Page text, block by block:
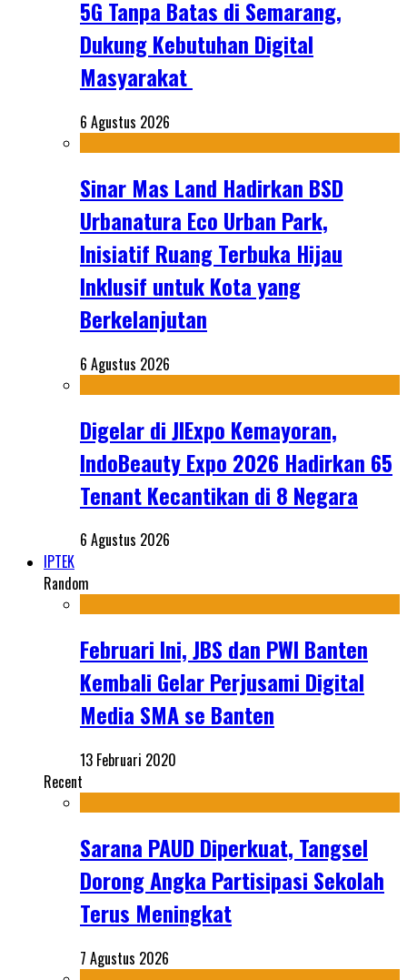
5G Tanpa Batas di Semarang,
Dukung Kebutuhan Digital
Masyarakat
6 Agustus 2026
Sinar Mas Land Hadirkan BSD
Urbanatura Eco Urban Park,
Inisiatif Ruang Terbuka Hijau
Inklusif untuk Kota yang
Berkelanjutan
6 Agustus 2026
Digelar di JIExpo Kemayoran,
IndoBeauty Expo 2026 Hadirkan 65
Tenant Kecantikan di 8 Negara
6 Agustus 2026
IPTEK
Random
Februari Ini, JBS dan PWI Banten
Kembali Gelar Perjusami Digital
Media SMA se Banten
13 Februari 2020
Recent
Sarana PAUD Diperkuat, Tangsel
Dorong Angka Partisipasi Sekolah
Terus Meningkat
7 Agustus 2026